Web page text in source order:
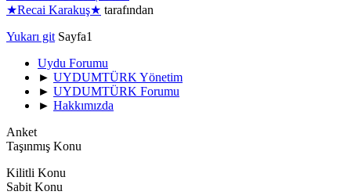
★Recai Karakuş★ tarafından
Yukarı git Sayfa1
Uydu Forumu
► UYDUMTÜRK Yönetim
► UYDUMTÜRK Forumu
► Hakkımızda
Anket
Taşınmış Konu
Kilitli Konu
Sabit Konu